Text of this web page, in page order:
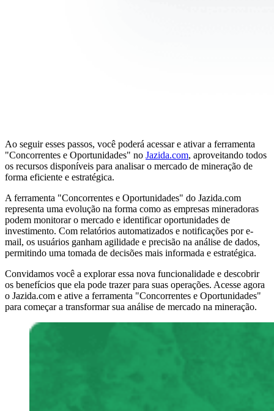
Ao seguir esses passos, você poderá acessar e ativar a ferramenta
"Concorrentes e Oportunidades" no Jazida.com, aproveitando todos
os recursos disponíveis para analisar o mercado de mineração de
forma eficiente e estratégica.
A ferramenta "Concorrentes e Oportunidades" do Jazida.com
representa uma evolução na forma como as empresas mineradoras
podem monitorar o mercado e identificar oportunidades de
investimento. Com relatórios automatizados e notificações por e-
mail, os usuários ganham agilidade e precisão na análise de dados,
permitindo uma tomada de decisões mais informada e estratégica.
Convidamos você a explorar essa nova funcionalidade e descobrir
os benefícios que ela pode trazer para suas operações. Acesse agora
o Jazida.com e ative a ferramenta "Concorrentes e Oportunidades"
para começar a transformar sua análise de mercado na mineração.